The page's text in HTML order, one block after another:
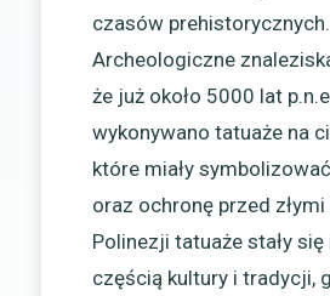
czasów prehistorycznych.
Archeologiczne
że już około 5000 lat
wykonywano tatuaże na
które miały
oraz ochronę przed
Polinezji tatuaże stały
częścią kultury i tradycji,